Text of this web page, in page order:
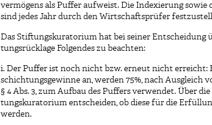
vermögens als Puffer aufweist. Die Indexierung sowie
sind jedes Jahr durch den Wirtschaftsprüfer
Das Stiftungskuratorium hat bei seiner Entscheidung
tungsrücklage Folgendes zu beachten:
i. Der Puffer ist noch nicht bzw. erneut nicht erreicht:
schichtungsgewinne an, werden 75%, nach Ausgleich
§ 4 Abs. 3, zum Aufbau des Puffers verwendet. Über
tungskuratorium entscheiden, ob diese für die
werden.